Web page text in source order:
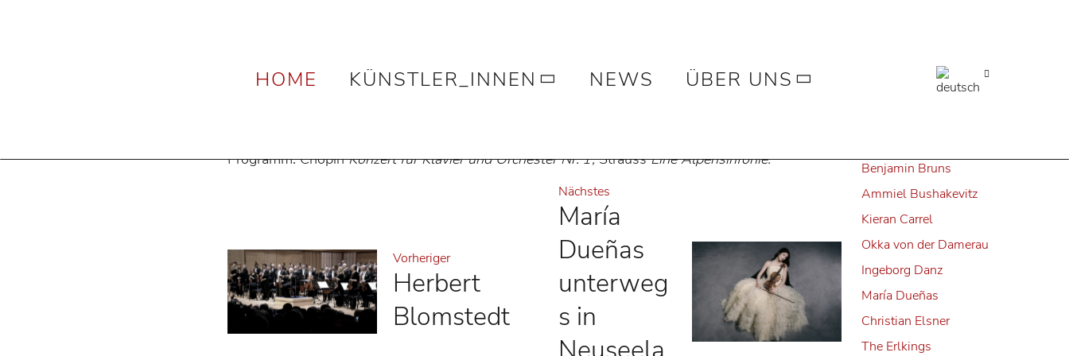
HOME KÜNSTLER_INNEN NEWS ÜBER UNS
Programm: ChopinKonzert für Klavier und Orchester Nr. 1,StraussEine Alpensinfonie.
Vorheriger
Herbert
Blomstedt
Nächstes
María
Dueñas
unterweg
s in
Benjamin Bruns
Ammiel Bushakevitz
Kieran Carrel
Okka von der Damerau
Ingeborg Danz
María Dueñas
Christian Elsner
The Erlkings